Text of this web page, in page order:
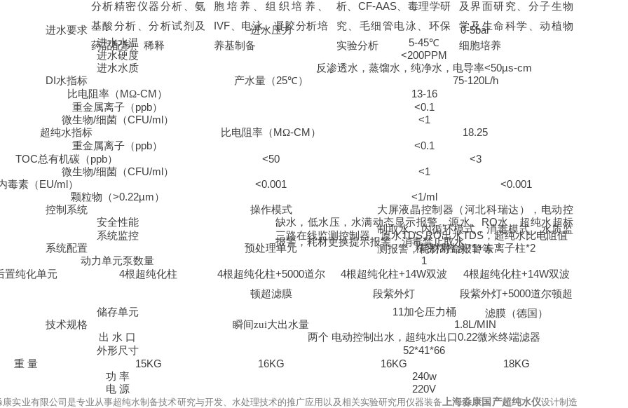
分析精密仪器分析、氨
基酸分析、分析试剂及
药品配制、稀释
胞培养、组织培养、
IVF 、电泳、凝胶分析培
养基制备
析、 CF-AAS、毒理学研
究、毛细管电泳、环保
实验分析
及界面研究、分子生物
学及生命科学、动植物
细胞培养
进水要求 进水压力
0-5bar
进水水温
5-45℃
进水硬度
<200PPM
进水水质
反渗透水，蒸馏水，纯净水，电导率<50µs-cm
DI 水指标 产水量（25℃）
75-120L/h
比电阻率（ MΩ-CM ）
13-16
重金属离子 （ppb）
<0.1
微生物/细菌（CFU/ml）
<1
超纯水指标
比电阻率（ MΩ-CM ）
18.25
重金属离子 （ppb）
<0.1
TOC总有机碳（ppb） <50
<3
微生物/细菌（CFU/ml）
<1
毒素（EU/ml） <0.001
<0.001
颗粒物（>0.22µm）
<1/ml
控制系统
操作模式
大屏液晶控制器（河北科瑞达），电动控
制取水，内循环模式，消毒模式，水质监
测报警，耗材寿命报警等
安全性能 缺水，低水压，水满动态显示报警，源水、 RO水、超纯水超标
报警，耗材更换提示报警，消毒禁止取水
系统监控 三路在线监测控制器，原水TDS,RO出水TDS，超纯水比电阻值
系统配置
预处理单元 精密活性炭*1+去离子柱*2
动力单元泵数量
1
置纯化单元
4根超纯化柱 4根超纯化柱+5000道尔
顿超滤膜
4根超纯化柱+14W双波
段紫外灯
4根超纯化柱+14W双波
段紫外灯+5000道尔顿超
滤膜（德国）
储存单元 11加仑压力桶
技术规格
瞬间zui大出水量
1.8L/MIN
出 水 口 两个 电动控制出水，超纯水出口0.22微米终端滤器
外形尺寸
52*41*66
重 量 15KG 16KG 16KG
18KG
功 率
240w
电 源 220V
康实业有限公司是专业从事超纯水制备技术研究与开发、水处理技术的推广应用以及相关实验研究用仪器装备 上海淼康国产超纯水仪设计制造